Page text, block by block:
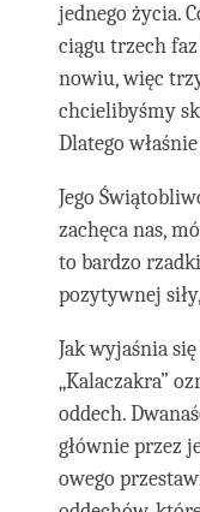
jednego życia.
ciągu trzech
nowiu, więc
chcielibyśmy
Dlatego
Jego
zachęca nas,
to bardzo
pozytywnej
Jak wyjaśnia
„Kalaczakra”
oddech.
głównie przez
owego